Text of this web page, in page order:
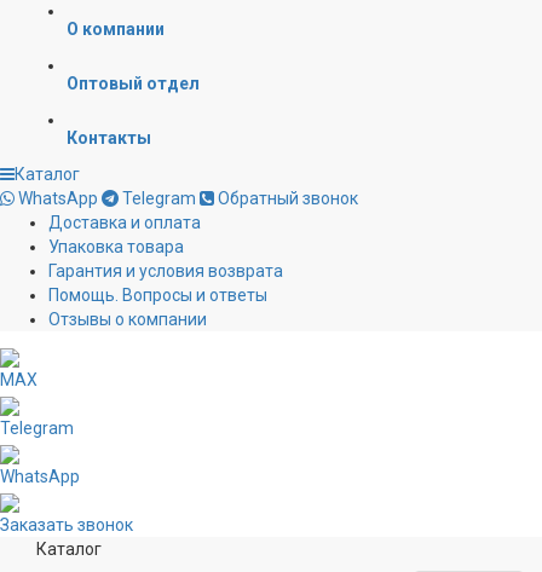
О компании
Оптовый отдел
Контакты
Каталог
WhatsApp
Telegram
Обратный звонок
Доставка и оплата
Упаковка товара
Гарантия и условия возврата
Помощь. Вопросы и ответы
Отзывы о компании
MAX
Telegram
WhatsApp
Заказать звонок
Каталог